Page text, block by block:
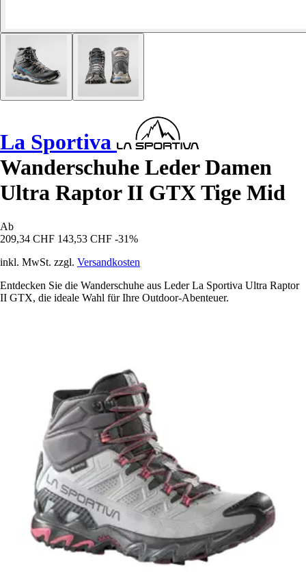
La Sportiva
Wanderschuhe Leder Damen
Ultra Raptor II GTX Tige Mid
Ab
209,34 CHF 143,53 CHF -31%
inkl. MwSt. zzgl. Versandkosten
Entdecken Sie die Wanderschuhe aus Leder La Sportiva Ultra Raptor
II GTX, die ideale Wahl für Ihre Outdoor-Abenteuer.